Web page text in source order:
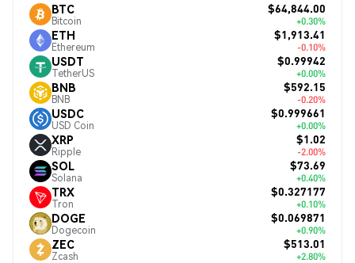
BTC
Bitcoin
$64,844.00
+0.30%
ETH
Ethereum
$1,913.41
-0.10%
USDT
TetherUS
$0.99942
+0.00%
BNB
BNB
$592.15
-0.20%
USDC
USD Coin
$0.999661
+0.00%
XRP
Ripple
$1.02
-2.00%
SOL
Solana
$73.69
+0.40%
TRX
Tron
$0.327177
+0.10%
DOGE
Dogecoin
$0.069871
+0.90%
ZEC
Zcash
$513.01
+2.80%